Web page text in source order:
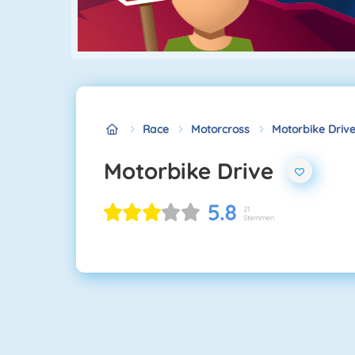
Race Motorcross Motorbike Drive
Motorbike Drive
5.8
21
Stemmen